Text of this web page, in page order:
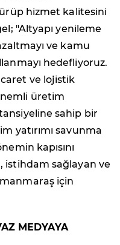
hizmet kalitesini
"Altyapı yenileme
ve kamu
hedefliyoruz.
ve lojistik
üretim
sahip bir
yatırımı savunma
kapısını
istihdam sağlayan ve
için
MEDYAYA